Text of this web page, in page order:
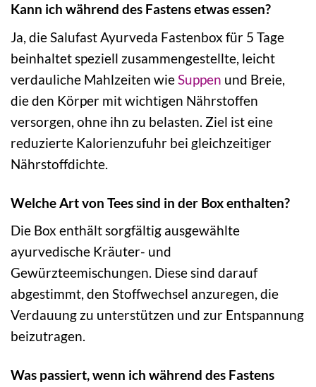
Kann ich während des Fastens etwas essen?
Ja, die Salufast Ayurveda Fastenbox für 5 Tage
beinhaltet speziell zusammengestellte, leicht
verdauliche Mahlzeiten wieSuppen und Breie,
die den Körper mit wichtigen Nährstoffen
versorgen, ohne ihn zu belasten. Ziel ist eine
reduzierte Kalorienzufuhr bei gleichzeitiger
Nährstoffdichte.
Welche Art von Tees sind in der Box enthalten?
Die Box enthält sorgfältig ausgewählte
ayurvedische Kräuter- und
Gewürzteemischungen. Diese sind darauf
abgestimmt, den Stoffwechsel anzuregen, die
Verdauung zu unterstützen und zur Entspannung
beizutragen.
Was passiert, wenn ich während des Fastens